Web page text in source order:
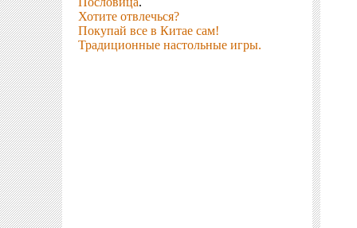
Хотите отвлечься?
Покупай все в Китае сам!
Традиционные настольные игры.